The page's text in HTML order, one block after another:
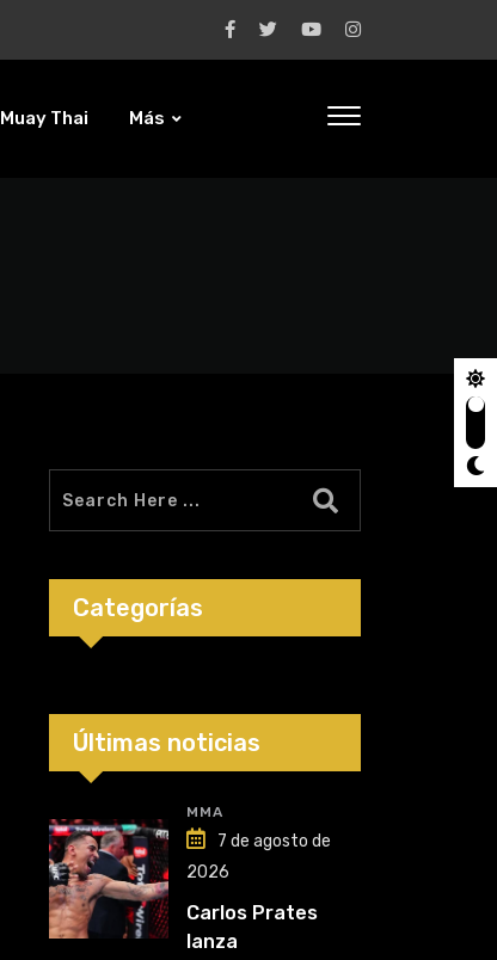
Muay Thai Más
Categorías
Últimas noticias
MMA
7 de agosto de
2026
Carlos Prates
lanza